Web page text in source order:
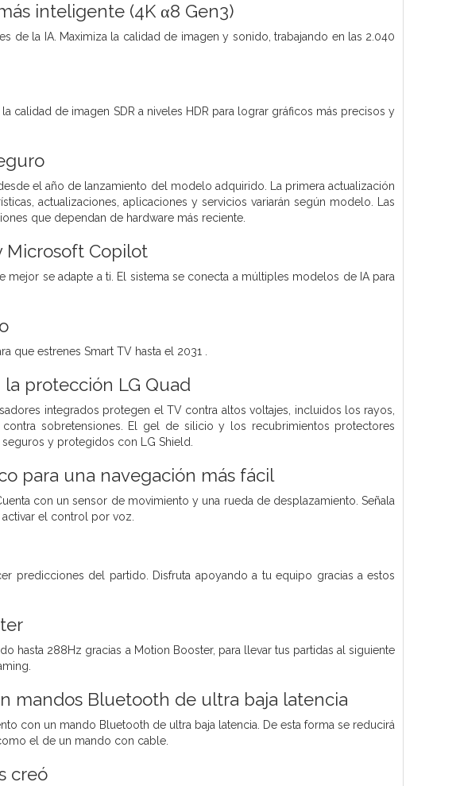
inteligente (4K α8 Gen3)
de la IA. Maximiza la calidad de imagen y sonido, trabajando en las 2.040
calidad de imagen SDR a niveles HDR para lograr gráficos más precisos y
el año de lanzamiento del modelo adquirido. La primera actualización
actualizaciones, aplicaciones y servicios variarán según modelo. Las
que dependan de hardware más reciente.
Microsoft Copilot
se adapte a ti. El sistema se conecta a múltiples modelos de IA para
que estrenes Smart TV hasta el 2031 .
protección LG Quad
integrados protegen el TV contra altos voltajes, incluidos los rayos,
sobretensiones. El gel de silicio y los recubrimientos protectores
y protegidos con LG Shield.
para una navegación más fácil
con un sensor de movimiento y una rueda de desplazamiento. Señala
el control por voz.
predicciones del partido. Disfruta apoyando a tu equipo gracias a estos
hasta 288Hz gracias a Motion Booster, para llevar tus partidas al siguiente
mandos Bluetooth de ultra baja latencia
con un mando Bluetooth de ultra baja latencia. De esta forma se reducirá
el de un mando con cable.
creó